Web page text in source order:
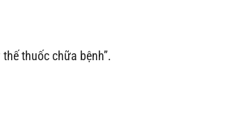
thuốc chữa bệnh”.